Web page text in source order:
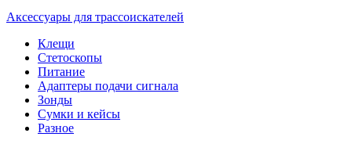
Аксессуары для трассоискателей
Клещи
Стетоскопы
Питание
Адаптеры подачи сигнала
Зонды
Сумки и кейсы
Разное